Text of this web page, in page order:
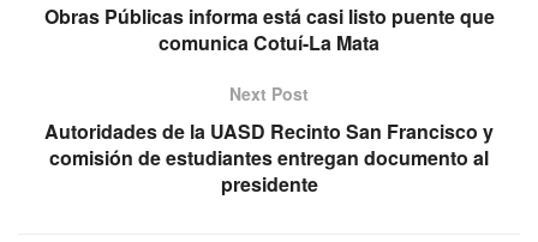
Obras Públicas informa está casi listo puente que
comunica Cotuí-La Mata
Next Post
Autoridades de la UASD Recinto San Francisco y
comisión de estudiantes entregan documento al
presidente